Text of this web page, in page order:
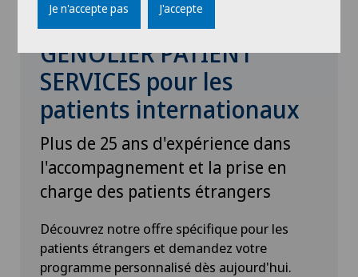
GENOLIER PATIENT
SERVICES pour les
patients internationaux
Plus de 25 ans d'expérience dans
l'accompagnement et la prise en
charge des patients étrangers
Découvrez notre offre spécifique pour les
patients étrangers et demandez votre
programme personnalisé dès aujourd'hui.
Je n'accepte pas J'accepte